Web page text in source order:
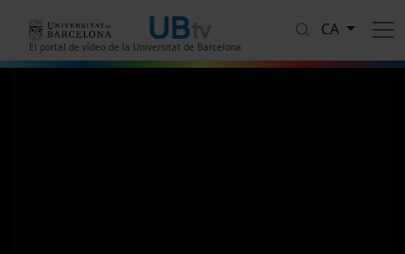
El portal de vídeo de la Universitat de Barcelona
CA